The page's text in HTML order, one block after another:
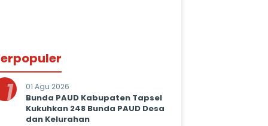
1 01 Agu 2026
Bunda PAUD Kabupaten Tapsel
Kukuhkan 248 Bunda PAUD Desa
dan Kelurahan